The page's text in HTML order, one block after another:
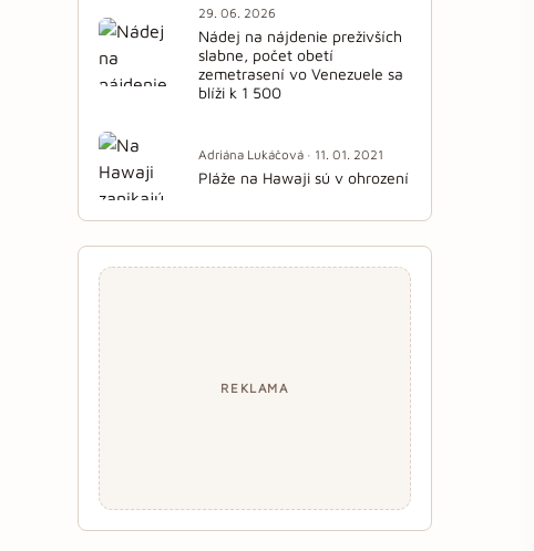
29. 06. 2026
Nádej na nájdenie preživších
slabne, počet obetí
zemetrasení vo Venezuele sa
blíži k 1 500
Adriána Lukáčová · 11. 01. 2021
Pláže na Hawaji sú v ohrození
REKLAMA